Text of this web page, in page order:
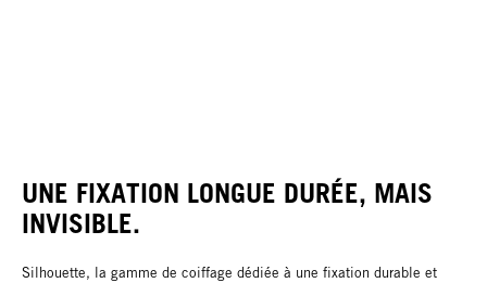
UNE FIXATION LONGUE DURÉE, MAIS
INVISIBLE.
Silhouette, la gamme de coiffage dédiée à une fixation durable et